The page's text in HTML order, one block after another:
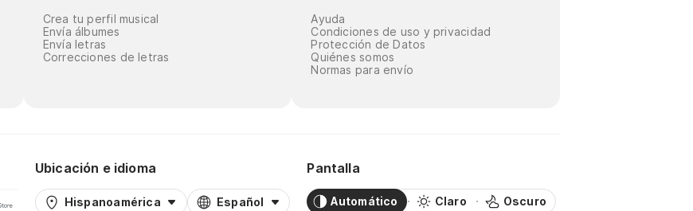
Crea tu perfil musical
Envía álbumes
Envía letras
Correcciones de letras
Ayuda
Condiciones de uso y privacidad
Protección de Datos
Quiénes somos
Normas para envío
Ubicación e idioma
Hispanoamérica Español
Pantalla
Automático Claro Oscuro